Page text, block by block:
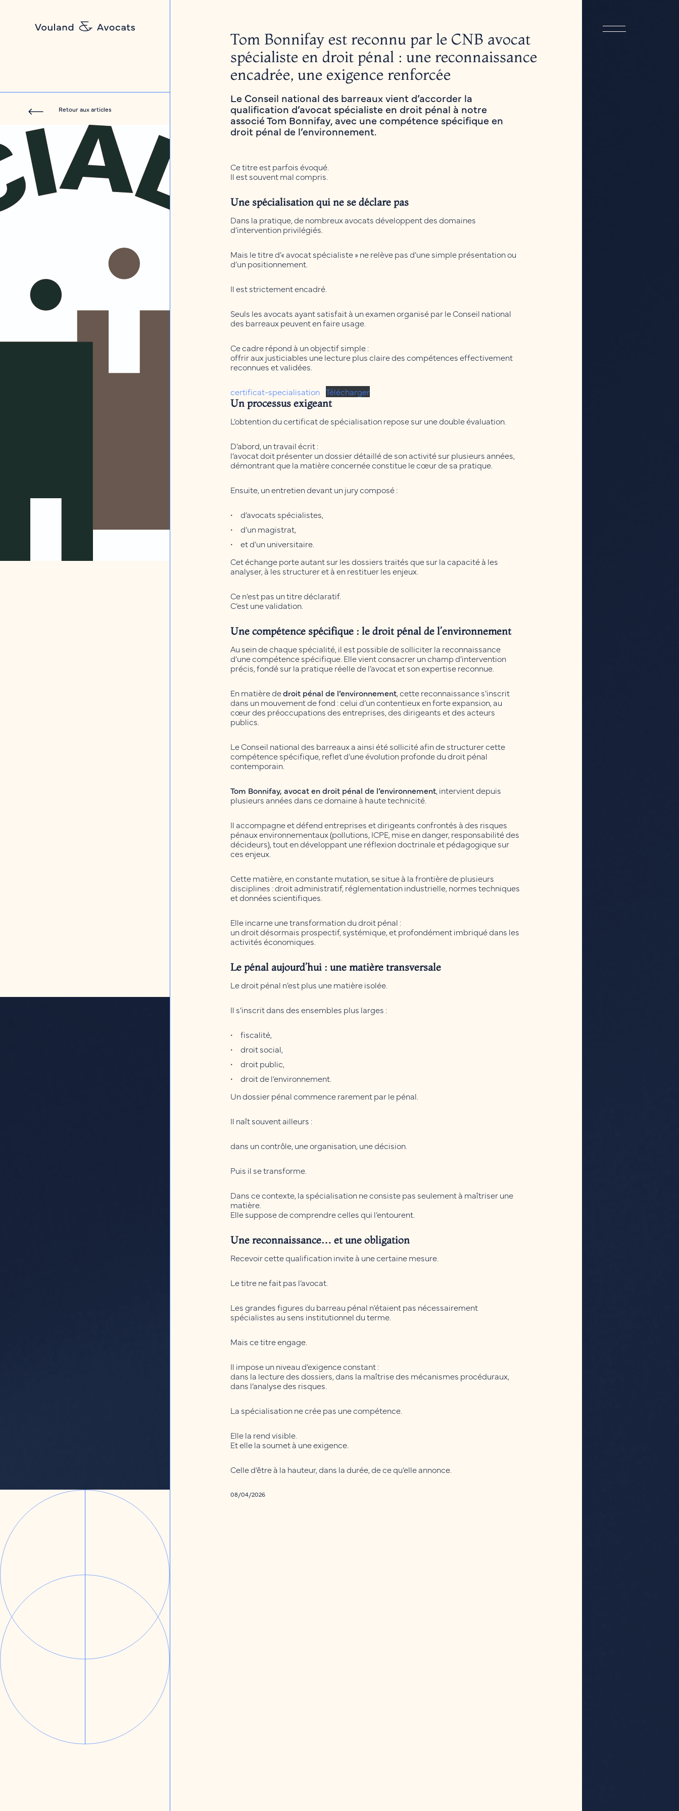
Tom Bonnifay est reconnu par le CNB avocat
spécialiste en droit pénal : une reconnaissance
encadrée, une exigence renforcée
Retour aux articles
Le Conseil national des barreaux vient d’accorder la
qualification d’avocat spécialiste en droit pénal à notre
associé Tom Bonnifay, avec une compétence spécifique en
droit pénal de l’environnement.
Ce titre est parfois évoqué.
Il est souvent mal compris.
Une spécialisation qui ne se déclare pas
Dans la pratique, de nombreux avocats développent des domaines
d’intervention privilégiés.
Mais le titre d’« avocat spécialiste » ne relève pas d’une simple présentation ou
d’un positionnement.
Il est strictement encadré.
Seuls les avocats ayant satisfait à un examen organisé par le Conseil national
des barreaux peuvent en faire usage.
Ce cadre répond à un objectif simple :
offrir aux justiciables une lecture plus claire des compétences effectivement
reconnues et validées.
certificat-specialisation Télécharger
Un processus exigeant
L’obtention du certificat de spécialisation repose sur une double évaluation.
D’abord, un travail écrit :
l’avocat doit présenter un dossier détaillé de son activité sur plusieurs années,
démontrant que la matière concernée constitue le cœur de sa pratique.
Ensuite, un entretien devant un jury composé :
d’avocats spécialistes,
d’un magistrat,
et d’un universitaire.
Cet échange porte autant sur les dossiers traités que sur la capacité à les
analyser, à les structurer et à en restituer les enjeux.
Ce n’est pas un titre déclaratif.
C’est une validation.
Une compétence spécifique : le droit pénal de l’environnement
Au sein de chaque spécialité, il est possible de solliciter la reconnaissance
d’une compétence spécifique. Elle vient consacrer un champ d’intervention
précis, fondé sur la pratique réelle de l’avocat et son expertise reconnue.
En matière dedroit pénal de l’environnement, cette reconnaissance s’inscrit
dans un mouvement de fond : celui d’un contentieux en forte expansion, au
cœur des préoccupations des entreprises, des dirigeants et des acteurs
publics.
Le Conseil national des barreaux a ainsi été sollicité afin de structurer cette
compétence spécifique, reflet d’une évolution profonde du droit pénal
contemporain.
Tom Bonnifay, avocat en droit pénal de l’environnement, intervient depuis
plusieurs années dans ce domaine à haute technicité.
Il accompagne et défend entreprises et dirigeants confrontés à des risques
pénaux environnementaux (pollutions, ICPE, mise en danger, responsabilité des
décideurs), tout en développant une réflexion doctrinale et pédagogique sur
ces enjeux.
Cette matière, en constante mutation, se situe à la frontière de plusieurs
disciplines : droit administratif, réglementation industrielle, normes techniques
et données scientifiques.
Elle incarne une transformation du droit pénal :
un droit désormais prospectif, systémique, et profondément imbriqué dans les
activités économiques.
Le pénal aujourd’hui : une matière transversale
Le droit pénal n’est plus une matière isolée.
Il s’inscrit dans des ensembles plus larges :
fiscalité,
droit social,
droit public,
droit de l’environnement.
Un dossier pénal commence rarement par le pénal.
Il naît souvent ailleurs :
dans un contrôle, une organisation, une décision.
Puis il se transforme.
Dans ce contexte, la spécialisation ne consiste pas seulement à maîtriser une
matière.
Elle suppose de comprendre celles qui l’entourent.
Une reconnaissance… et une obligation
Recevoir cette qualification invite à une certaine mesure.
Le titre ne fait pas l’avocat.
Les grandes figures du barreau pénal n’étaient pas nécessairement
spécialistes au sens institutionnel du terme.
Mais ce titre engage.
Il impose un niveau d’exigence constant :
dans la lecture des dossiers, dans la maîtrise des mécanismes procéduraux,
dans l’analyse des risques.
La spécialisation ne crée pas une compétence.
Elle la rend visible.
Et elle la soumet à une exigence.
Celle d’être à la hauteur, dans la durée, de ce qu’elle annonce.
08/04/2026